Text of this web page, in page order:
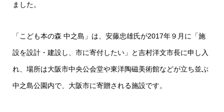
ました。
「こども本の森 中之島」は、安藤忠雄氏が2017年９月に「施
設を設計・建設し、市に寄付したい」と吉村洋文市長に申し入
れ、場所は大阪市中央公会堂や東洋陶磁美術館などが立ち並ぶ
中之島公園内で、大阪市に寄贈される施設です。